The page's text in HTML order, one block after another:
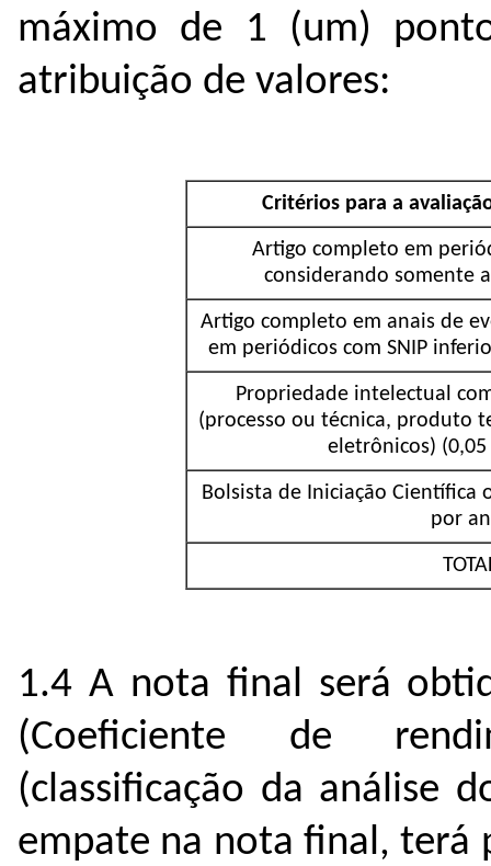
máximo de 1 (um)
atribuição de valores:
Critérios para a
Artigo completo em
considerando somente
Artigo completo em anais de
em periódicos com SNIP
Propriedade intelectual
(processo ou técnica, produto
eletrônicos)
Bolsista de Iniciação Científica
por
1.4 A nota final será
(Coeficiente de
(classificação da análise
empate na nota final, terá